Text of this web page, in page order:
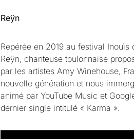
Reÿn
Repérée en 2019 au festival Inouïs
Reÿn, chanteuse toulonnaise
par les artistes Amy Winehouse,
nouvelle génération et nous
animé par YouTube Music et
dernier single intitulé « Karma ».